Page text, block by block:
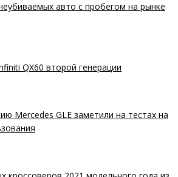
авто с пробегом на рынке
QX60 второй генерации
Mercedes GLE заметили на тестах на